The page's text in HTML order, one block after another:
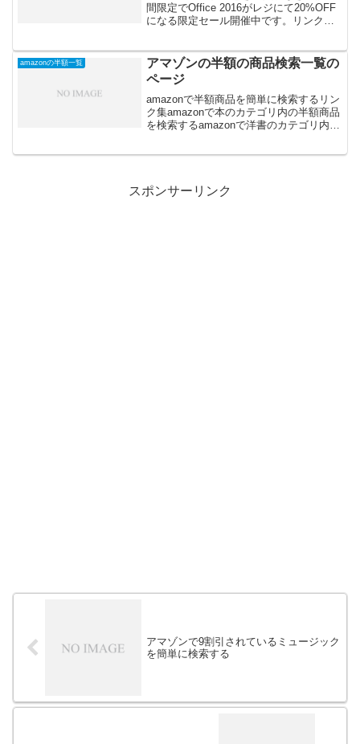
間限定でOffice 2016がレジにて20%OFF
になる限定セール開催中です。リンクに
2016...
amazonの半額一覧
アマゾンの半額の商品検索一覧の
ページ
amazonで半額商品を簡単に検索するリン
ク集amazonで本のカテゴリ内の半額商品
を検索するamazonで洋書のカテゴリ内の
スポンサーリンク
アマゾンで9割引されているミュージック
を簡単に検索する